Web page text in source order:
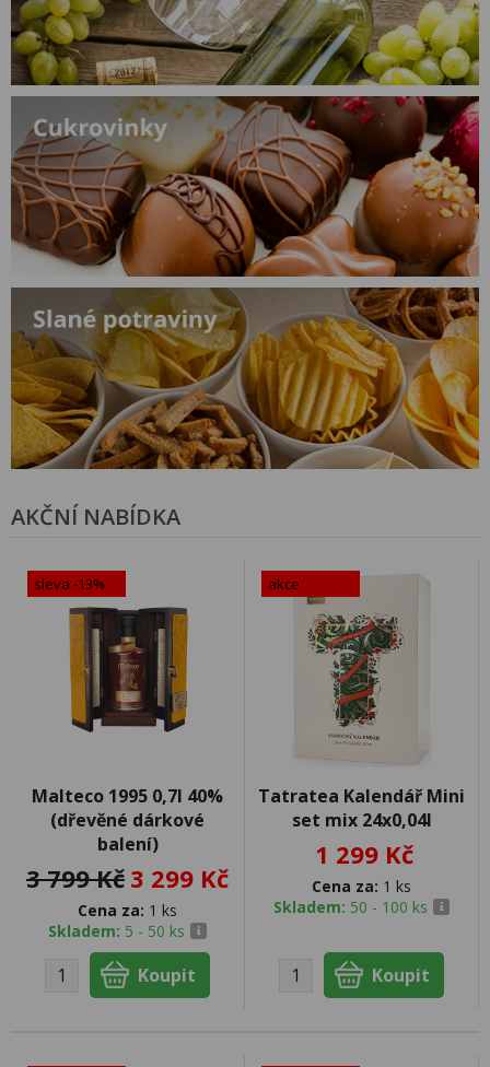
AKČNÍ NABÍDKA
sleva -13%
Malteco 1995 0,7l 40%
(dřevěné dárkové
balení)
3 799 Kč 3 299 Kč
Cena za: 1 ks
Skladem: 5 - 50 ks
akce
Tatratea Kalendář Mini
set mix 24x0,04l
1 299 Kč
Cena za: 1 ks
Skladem: 50 - 100 ks